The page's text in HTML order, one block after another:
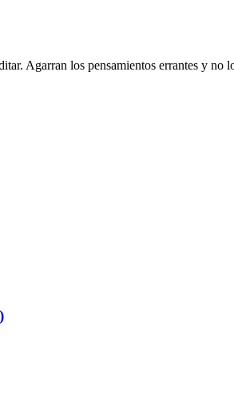
Agarran los pensamientos errantes y